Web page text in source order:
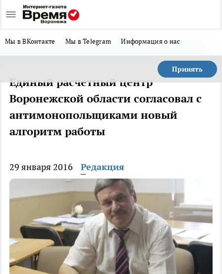
Мы в ВКонтакте Мы в Telegram Информация о нас
Принять
Единый расчетный центр
Воронежской области согласовал с
антимонопольщиками новый
алгоритм работы
29 января 2016 Редакция